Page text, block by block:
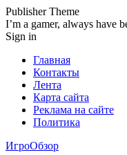
Publisher Theme
I’m a gamer, always have
Sign in
Главная
Контакты
Лента
Карта сайта
Реклама на сайте
Политика
ИгроОбзор